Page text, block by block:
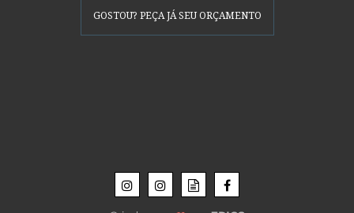
GOSTOU? PEÇA JÁ SEU ORÇAMENTO